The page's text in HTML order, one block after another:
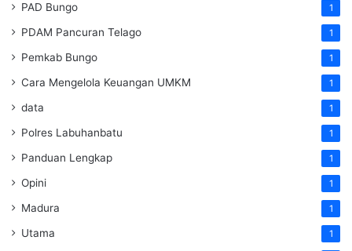
PAD Bungo 1
PDAM Pancuran Telago 1
Pemkab Bungo 1
Cara Mengelola Keuangan UMKM 1
data 1
Polres Labuhanbatu 1
Panduan Lengkap 1
Opini 1
Madura 1
Utama 1